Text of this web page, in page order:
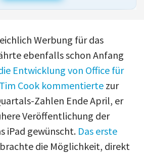
Werbung für das
ebenfalls schon Anfang
Entwicklung von Office für
Tim Cook kommentierte zur
Zahlen Ende April, er
Veröffentlichung der
iPad gewünscht. Das erste
brachte die Möglichkeit, direkt